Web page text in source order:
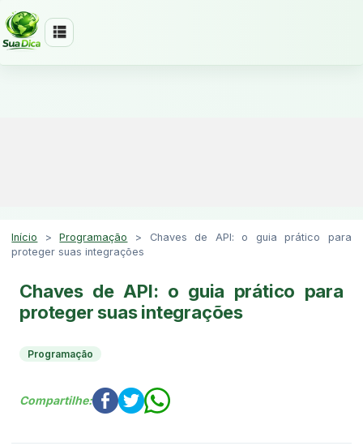
Início >Programação > Chaves de API: o guia prático para
proteger suas integrações
Chaves de API: o guia prático para
proteger suas integrações
Programação
Compartilhe: